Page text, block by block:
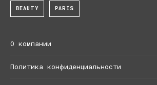
BEAUTY PARIS
О компании
Политика конфиденциальности